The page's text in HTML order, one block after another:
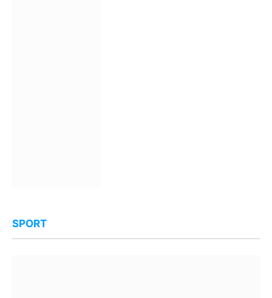
SPORT